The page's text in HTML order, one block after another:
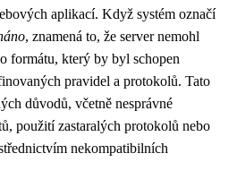
aplikací. Když systém označí
, znamená to, že server nemohl
formátu, který by byl schopen
pravidel a protokolů. Tato
důvodů, včetně nesprávné
použití zastaralých protokolů nebo
nekompatibilních